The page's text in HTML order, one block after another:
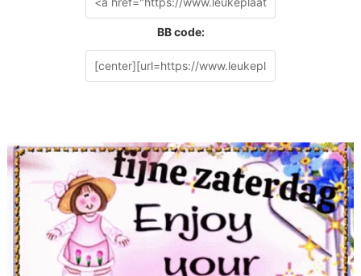
BB code: